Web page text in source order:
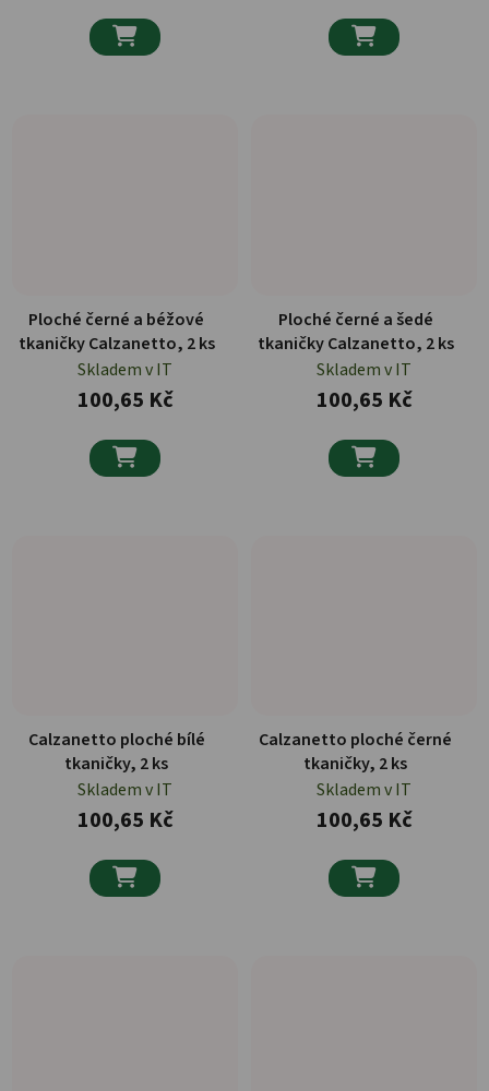
 
Ploché černé a béžové
tkaničky Calzanetto, 2 ks
Skladem v IT
100,65 Kč

Ploché černé a šedé
tkaničky Calzanetto, 2 ks
Skladem v IT
100,65 Kč

Calzanetto ploché bílé
tkaničky, 2 ks
Skladem v IT
100,65 Kč

Calzanetto ploché černé
tkaničky, 2 ks
Skladem v IT
100,65 Kč
